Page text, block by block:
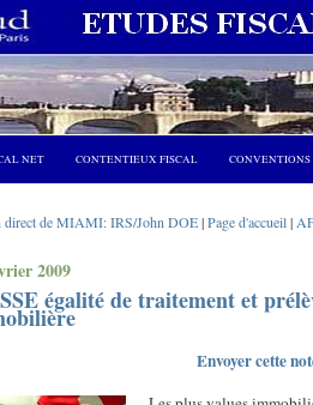
NET CONTENTIEUX FISCAL
direct de MIAMI: IRS/John DOE|Page d'accueil|
2009
égalité de traitement et
Envoyer cette